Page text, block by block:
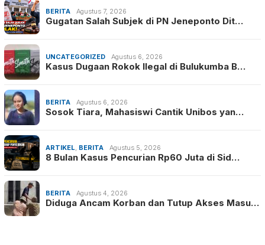
BERITA Agustus 7, 2026
Gugatan Salah Subjek di PN Jeneponto Dit…
UNCATEGORIZED Agustus 6, 2026
Kasus Dugaan Rokok Ilegal di Bulukumba B…
BERITA Agustus 6, 2026
Sosok Tiara, Mahasiswi Cantik Unibos yan…
ARTIKEL BERITA Agustus 5, 2026
8 Bulan Kasus Pencurian Rp60 Juta di Sid…
BERITA Agustus 4, 2026
Diduga Ancam Korban dan Tutup Akses Masu…